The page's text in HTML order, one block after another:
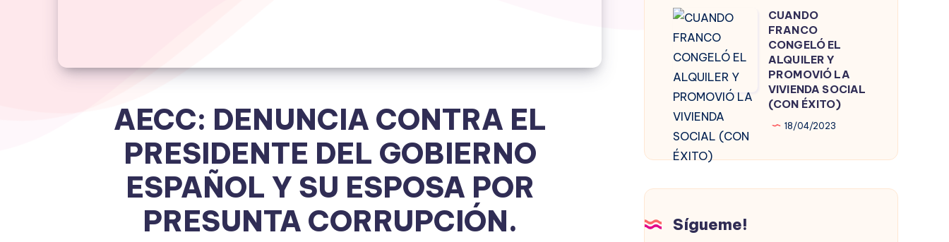
AECC: DENUNCIA CONTRA EL
PRESIDENTE DEL GOBIERNO
ESPAÑOL Y SU ESPOSA POR
PRESUNTA CORRUPCIÓN.
CUANDO
FRANCO
CONGELÓ
EL
ALQUILER
Y
PROMOVIÓ
LA
ÉXITO)
CUANDO
FRANCO
CONGELÓ EL
ALQUILER Y
PROMOVIÓ LA
VIVIENDA SOCIAL
(CON ÉXITO)
18/04/2023
Sígueme!